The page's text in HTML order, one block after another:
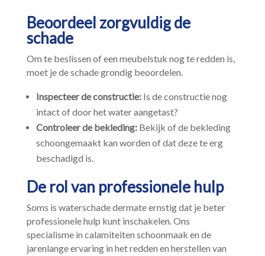
Beoordeel zorgvuldig de
schade
Om te beslissen of een meubelstuk nog te redden is,
moet je de schade grondig beoordelen.​
Inspecteer de constructie:Is de constructie nog
intact of door het water aangetast?
Controleer de bekleding:Bekijk of de bekleding
schoongemaakt kan worden of dat deze te erg
beschadigd is.​
De rol van professionele hulp
Soms is waterschade dermate ernstig dat je beter
professionele hulp kunt inschakelen.​ Ons
specialisme in calamiteiten schoonmaak en de
jarenlange ervaring in het redden en herstellen van